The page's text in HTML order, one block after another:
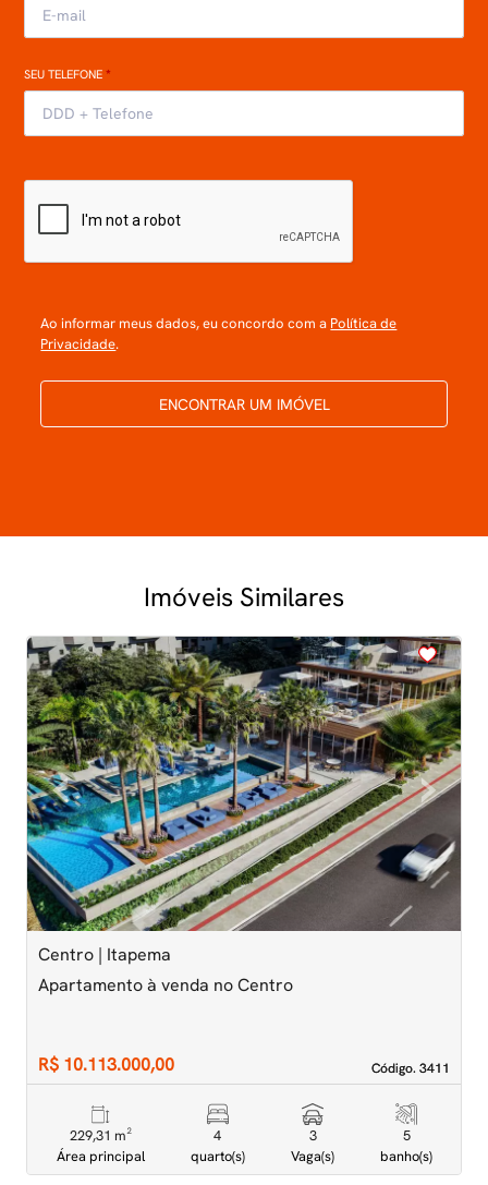
SEU TELEFONE*
Ao informar meus dados, eu concordo com a Política de
Privacidade.
ENCONTRAR UM IMÓVEL
Imóveis Similares
<<<<
‹Previous ›Next
Centro | Itapema
Código. 3411
Código. 3411
Apartamento à venda no Centro
R$ 10.113.000,00
229,31 m²
Área principal
4
quarto(s)
3
Vaga(s)
5
banho(s)